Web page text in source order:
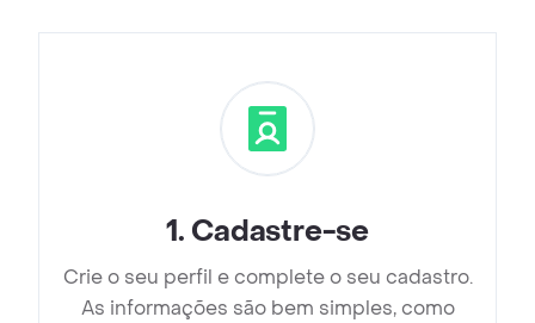
1. Cadastre-se
Crie o seu perfil e complete o seu cadastro.
As informações são bem simples, como